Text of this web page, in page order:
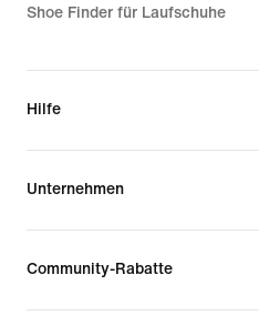
Shoe Finder für Laufschuhe
Hilfe
Unternehmen
Community-Rabatte